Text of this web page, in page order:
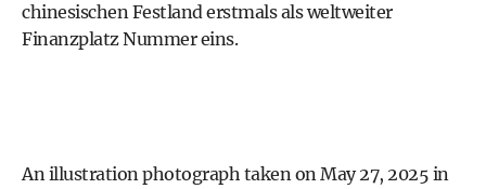
chinesischen Festland erstmals als weltweiter
Finanzplatz Nummer eins.
An illustration photograph taken on May 27, 2025 in